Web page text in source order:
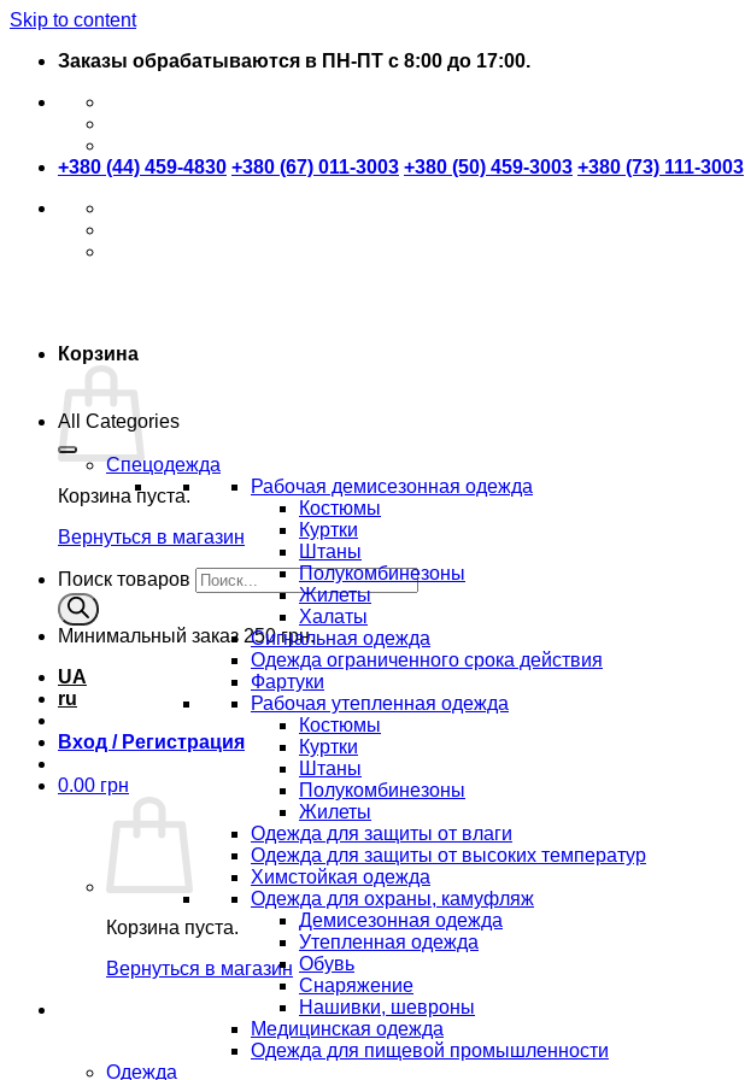
Skip to content
Заказы обрабатываются в ПН-ПТ с 8:00 до 17:00.
+380 (44) 459-4830 +380 (67) 011-3003 +380 (50) 459-3003 +380 (73) 111-3003
Корзина
Корзина пуста.
Вернуться в магазин
Поиск товаров
Минимальный заказ 250 грн.
UA
ru
Вход / Регистрация
0.00 грн
Корзина пуста.
Вернуться в магазин
All Categories
Спецодежда
Рабочая демисезонная одежда
Костюмы
Куртки
Штаны
Полукомбинезоны
Жилеты
Халаты
Сигнальная одежда
Одежда ограниченного срока действия
Фартуки
Рабочая утепленная одежда
Костюмы
Куртки
Штаны
Полукомбинезоны
Жилеты
Одежда для защиты от влаги
Одежда для защиты от высоких температур
Химстойкая одежда
Одежда для охраны, камуфляж
Демисезонная одежда
Утепленная одежда
Обувь
Снаряжение
Нашивки, шевроны
Медицинская одежда
Одежда для пищевой промышленности
Одежда